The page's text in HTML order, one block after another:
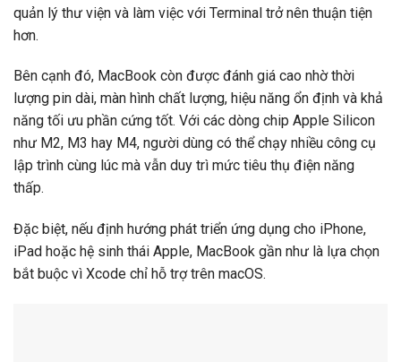
quản lý thư viện và làm việc với Terminal trở nên thuận tiện
hơn.
Bên cạnh đó, MacBook còn được đánh giá cao nhờ thời
lượng pin dài, màn hình chất lượng, hiệu năng ổn định và khả
năng tối ưu phần cứng tốt. Với các dòng chip Apple Silicon
như M2, M3 hay M4, người dùng có thể chạy nhiều công cụ
lập trình cùng lúc mà vẫn duy trì mức tiêu thụ điện năng
thấp.
Đặc biệt, nếu định hướng phát triển ứng dụng cho iPhone,
iPad hoặc hệ sinh thái Apple, MacBook gần như là lựa chọn
bắt buộc vì Xcode chỉ hỗ trợ trên macOS.